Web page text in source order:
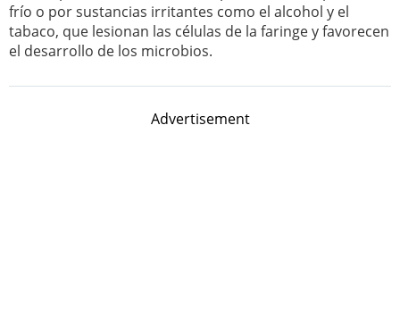
frío o por sustancias irritantes como el alcohol y el
tabaco, que lesionan las células de la faringe y favorecen
el desarrollo de los microbios.
Advertisement